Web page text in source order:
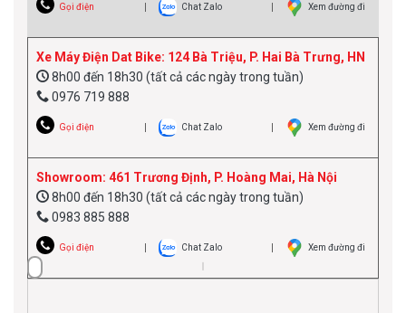
Gọi điện Chat Zalo Xem đường đi
Xe Máy Điện Dat Bike: 124 Bà Triệu, P. Hai Bà Trưng, HN
8h00 đến 18h30 (tất cả các ngày trong tuần)
0976 719 888
Gọi điện Chat Zalo Xem đường đi
Showroom: 461 Trương Định, P. Hoàng Mai, Hà Nội
8h00 đến 18h30 (tất cả các ngày trong tuần)
0983 885 888
Gọi điện Chat Zalo Xem đường đi